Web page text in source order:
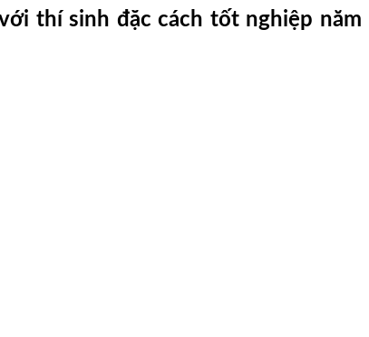
thí sinh đặc cách tốt nghiệp năm